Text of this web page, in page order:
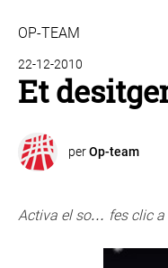
OP-TEAM
22-12-2010
Et
perOp-team
Activa el so… fes clic